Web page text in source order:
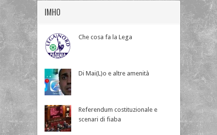
IMHO
Che cosa fa la Lega
Di Mai(L)o e altre amenità
Referendum costituzionale e
scenari di fiaba